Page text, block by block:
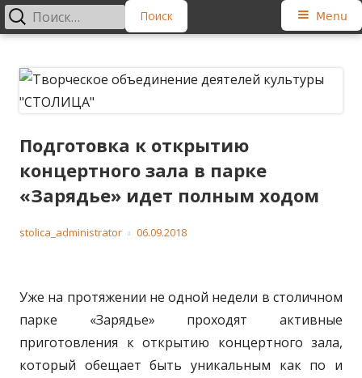
contentдеятелей культуры "СТОЛИЦА"
Primary
Menu
Найти:
Подготовка к открытию
концертного зала в парке
«Зарядье» идет полным ходом
Author
stolica_administrator
Published
06.09.2018
Уже на протяжении не одной недели в столичном
парке «Зарядье» проходят активные
приготовления к открытию концертного зала,
который обещает быть уникальным как по и